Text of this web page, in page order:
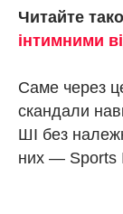
Читайте
інтимними
Саме через
скандали
ШІ без
них — Sports